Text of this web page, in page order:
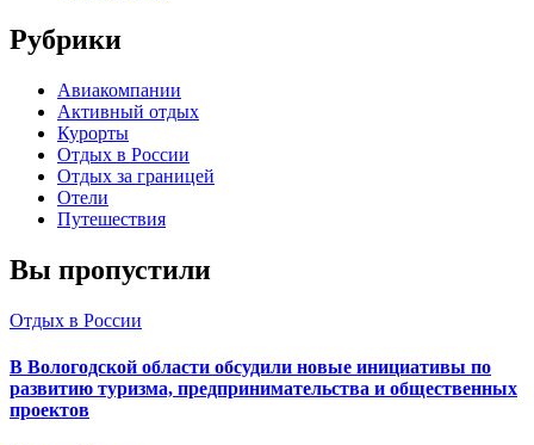
Рубрики
Авиакомпании
Активный отдых
Курорты
Отдых в России
Отдых за границей
Отели
Путешествия
Вы пропустили
Отдых в России
В Вологодской области обсудили новые инициативы по
развитию туризма, предпринимательства и общественных
проектов